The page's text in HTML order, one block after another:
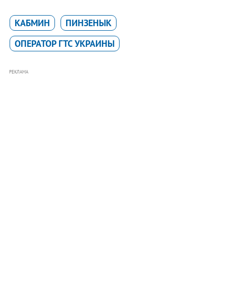
КАБМИН
ПИНЗЕНЫК
ОПЕРАТОР ГТС УКРАИНЫ
РЕКЛАМА